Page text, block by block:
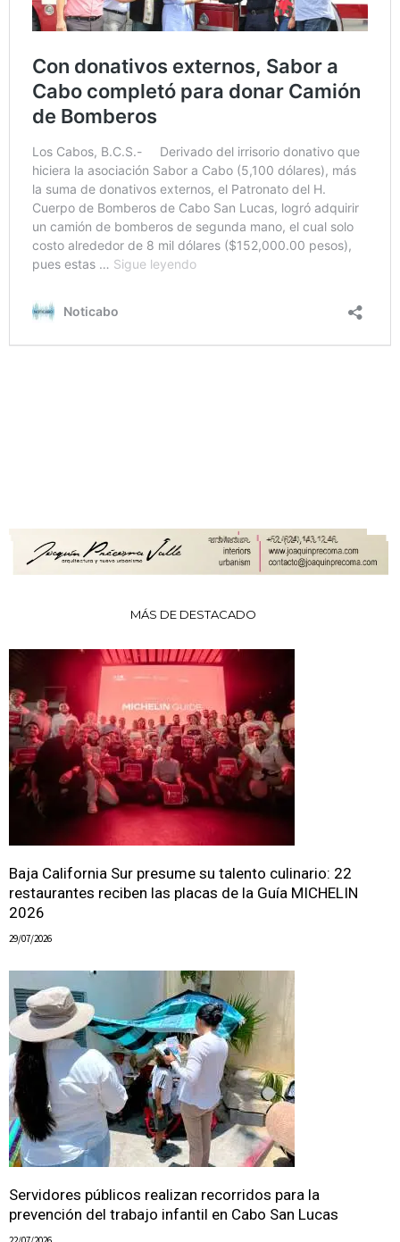
MÁS DE DESTACADO
Baja California Sur presume su talento culinario: 22
restaurantes reciben las placas de la Guía MICHELIN
2026
29/07/2026
Servidores públicos realizan recorridos para la
prevención del trabajo infantil en Cabo San Lucas